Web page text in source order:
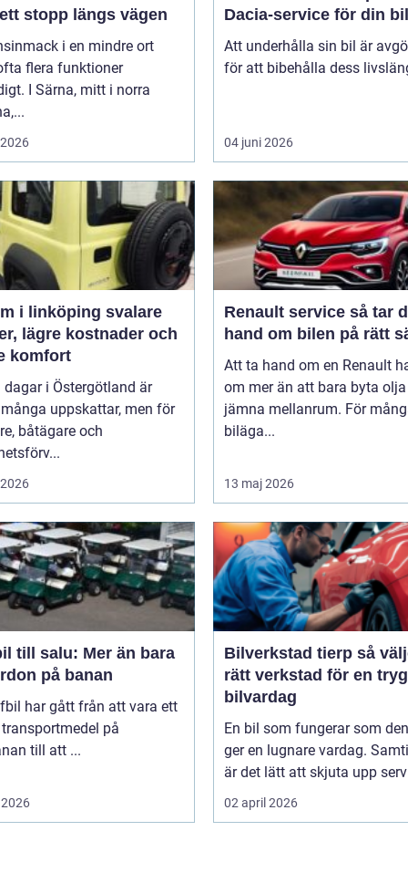
stopp längs vägen
i en mindre ort
flera funktioner
I Särna, mitt i norra
Dacia-service för din bil
Att underhålla sin bil är
för att bibehålla dess
04 juni 2026
linköping svalare
lägre kostnader och
komfort
dagar i Östergötland är
uppskattar, men för
båtägare och
Renault service så tar du
hand om bilen på rätt
Att ta hand om en Renault
om mer än att bara byta
jämna mellanrum. För
biläga...
13 maj 2026
till salu: Mer än bara
på banan
har gått från att vara ett
på
till att ...
Bilverkstad tierp så väljer du
rätt verkstad för en
bilvardag
En bil som fungerar som
ger en lugnare vardag.
är det lätt att skjuta upp
02 april 2026